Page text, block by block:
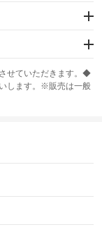
せていただきます。◆
します。※販売は一般